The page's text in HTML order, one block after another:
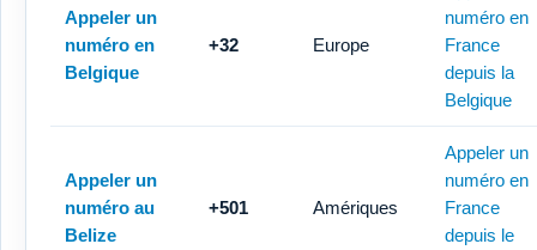
Appeler un
numéro en
Belgique
+32 Europe
numéro en
France
depuis la
Belgique
Appeler un
numéro au
Belize
+501 Amériques
Appeler un
numéro en
France
depuis le